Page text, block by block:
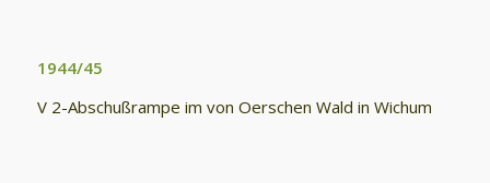
1944/45
V 2-Abschußrampe im von Oerschen Wald in Wichum